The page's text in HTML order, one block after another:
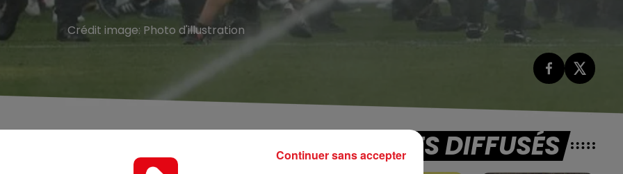
Crédit image: Photo d'illustration
TITRES DIFFUSÉS
Continuer sans accepter